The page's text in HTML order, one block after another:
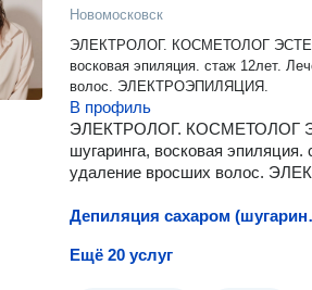
Новомосковск
ЭЛЕКТРОЛОГ. КОСМЕТОЛОГ
восковая эпиляция. стаж 12лет. Лечение и удаление вросших
волос. ЭЛЕКТРОЭПИЛЯЦИЯ.
В профиль
ЭЛЕКТРОЛОГ. КОСМЕТОЛОГ
шугаринга, восковая эпиляция.
удаление вросших волос.
Ещё 20 услуг